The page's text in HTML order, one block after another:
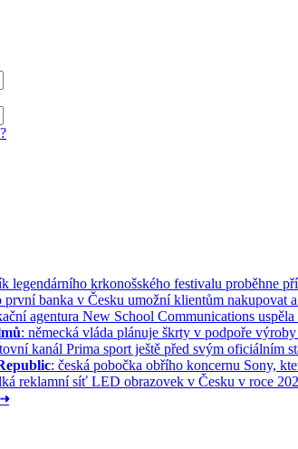
legendárního krkonošského festivalu proběhne
první banka v Česku umožní klientům nakupovat
agentura New School Communications
: německá vláda plánuje škrty v podpoře
kanál Prima sport ještě před svým oficiálním
: česká pobočka obřího koncernu Sony,
reklamní síť LED obrazovek v Česku v roce